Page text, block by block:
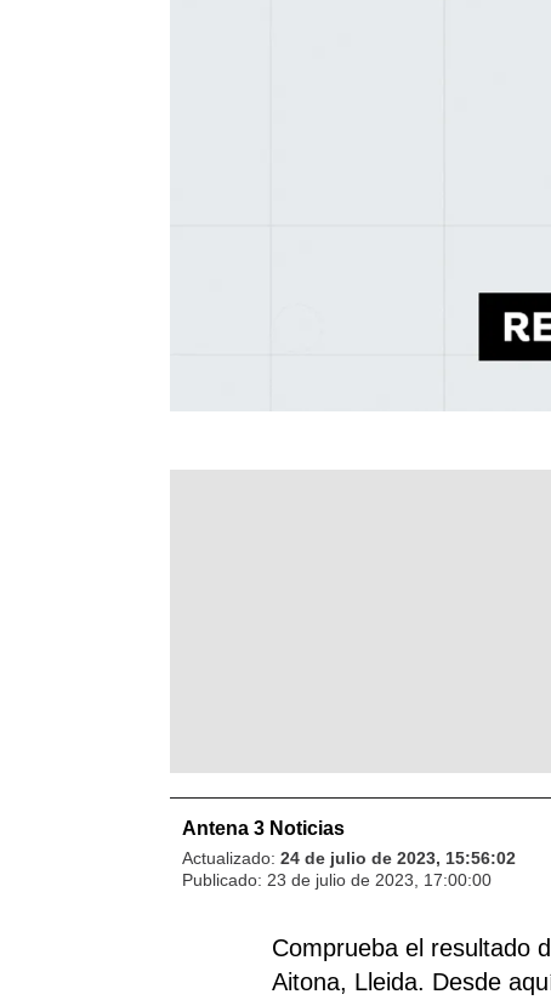
Antena 3 Noticias
Actualizado: 24 de julio de 2023, 15:56:02
Publicado: 23 de julio de 2023, 17:00:00
Comprueba el resultado
Aitona, Lleida. Desde